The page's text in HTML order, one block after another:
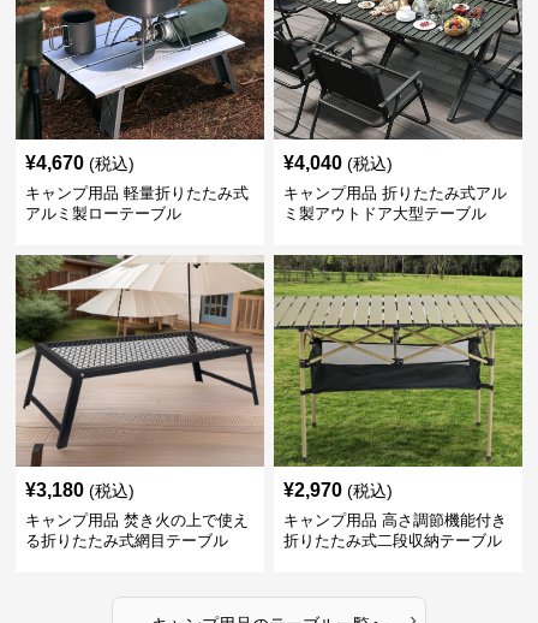
¥4,670 (税込)
キャンプ用品 軽量折りたたみ式
アルミ製ローテーブル
¥4,040 (税込)
キャンプ用品 折りたたみ式アル
ミ製アウトドア大型テーブル
¥3,180 (税込)
キャンプ用品 焚き火の上で使え
る折りたたみ式網目テーブル
¥2,970 (税込)
キャンプ用品 高さ調節機能付き
折りたたみ式二段収納テーブル